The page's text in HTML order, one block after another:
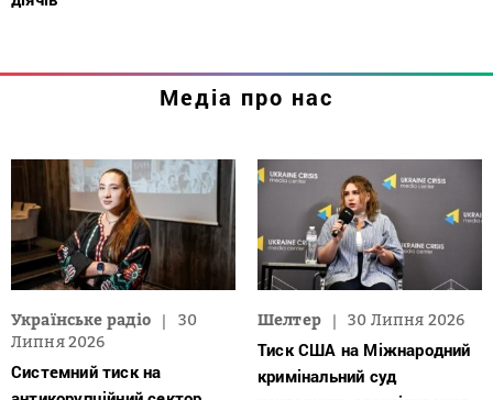
Медіа про нас
Українське радіо
30
Липня 2026
Системний тиск на
Шелтер 30 Липня 2026
Тиск США на Міжнародний
кримінальний суд